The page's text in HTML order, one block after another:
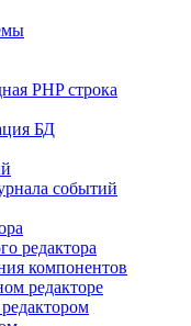
PHP строка
БД
событий
редактора
компонентов
редакторе